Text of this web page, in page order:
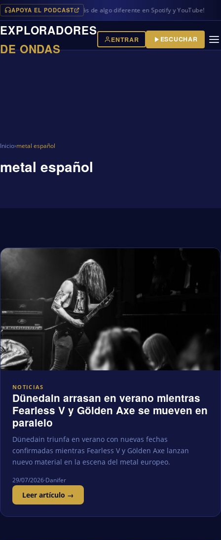
APOYA EL PODCAST
en iVoox, además de algo diferente en Spotify y YouTube!
EXPLORADORES
DE ONDAS
ENTRAR ESCUCHAR
Inicio›metal español
metal español
NOTICIAS
Dünedain arrasan en verano mientras
Fearless V y Gölden Axe se mueven en
paralelo
Dünedain triunfa en verano con nuevas fechas
confirmadas mientras Fearless V y Gölden Axe lanzan
nuevo material en la escena del metal europeo.
29/07/2026·Danifer
Leer artículo →